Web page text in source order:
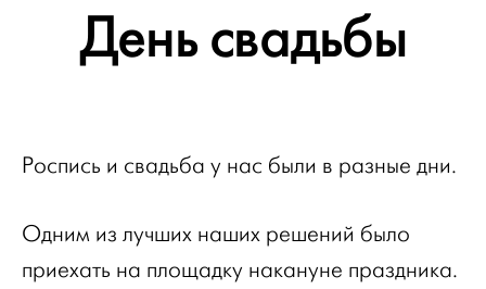
День свадьбы
Роспись и свадьба у нас были в разные дни.
Одним из лучших наших решений было
приехать на площадку накануне праздника.